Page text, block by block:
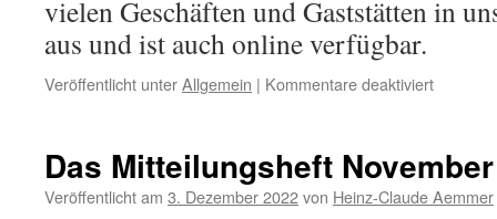
vielen Geschäften und Gaststätten in
aus und ist auch online verfügbar.
Veröffentlicht unterAllgemein | Kommentare deaktiviertfür
2023
ist
Das Mitteilungsheft
Veröffentlicht am 3. Dezember 2022von Heinz-Claude Aemmer